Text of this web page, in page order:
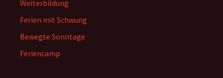
Weiterbildung
Ferien mit Schwung
Bewegte Sonntage
Feriencamp